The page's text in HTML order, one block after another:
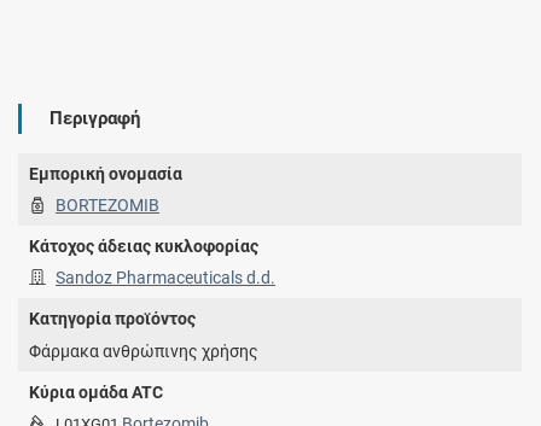
Περιγραφή
Εμπορική ονομασία
BORTEZOMIB
Κάτοχος άδειας κυκλοφορίας
Sandoz Pharmaceuticals d.d.
Κατηγορία προϊόντος
Φάρμακα ανθρώπινης χρήσης
Κύρια ομάδα ATC